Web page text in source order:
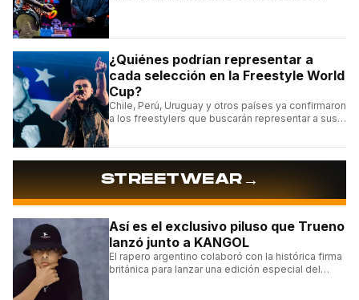
¿Quiénes podrían representar a
cada selección en la Freestyle World
Cup?
Chile, Perú, Uruguay y otros países ya confirmaron
a los freestylers que buscarán representar a sus
STREETWEAR→
Así es el exclusivo piluso que Trueno
lanzó junto a KANGOL
El rapero argentino colaboró con la histórica firma
británica para lanzar una edición especial del